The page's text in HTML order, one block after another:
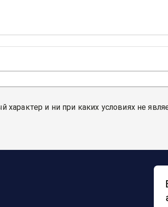
и ни при каких условиях не